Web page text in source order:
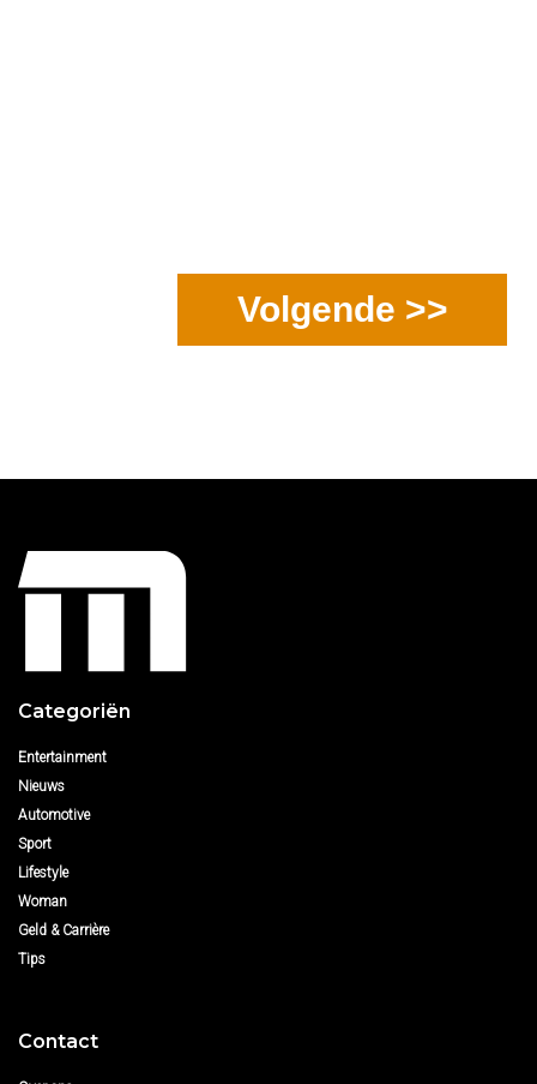
Volgende >>
Categoriën
Entertainment
Nieuws
Automotive
Sport
Lifestyle
Woman
Geld & Carrière
Tips
Contact